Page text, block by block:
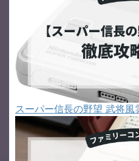
スーパー信長の野望 武将風